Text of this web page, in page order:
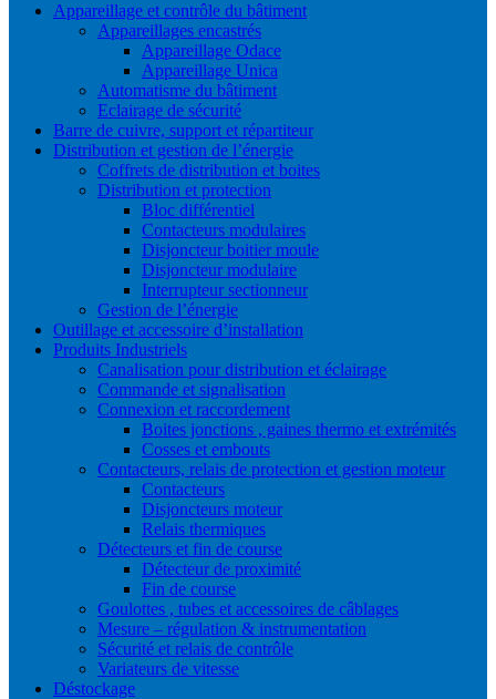
Appareillage et contrôle du bâtiment
Appareillages encastrés
Appareillage Odace
Appareillage Unica
Automatisme du bâtiment
Eclairage de sécurité
Barre de cuivre, support et répartiteur
Distribution et gestion de l’énergie
Coffrets de distribution et boites
Distribution et protection
Bloc différentiel
Contacteurs modulaires
Disjoncteur boitier moule
Disjoncteur modulaire
Interrupteur sectionneur
Gestion de l’énergie
Outillage et accessoire d’installation
Produits Industriels
Canalisation pour distribution et éclairage
Commande et signalisation
Connexion et raccordement
Boites jonctions , gaines thermo et extrémités
Cosses et embouts
Contacteurs, relais de protection et gestion moteur
Contacteurs
Disjoncteurs moteur
Relais thermiques
Détecteurs et fin de course
Détecteur de proximité
Fin de course
Goulottes , tubes et accessoires de câblages
Mesure – régulation & instrumentation
Sécurité et relais de contrôle
Variateurs de vitesse
Déstockage